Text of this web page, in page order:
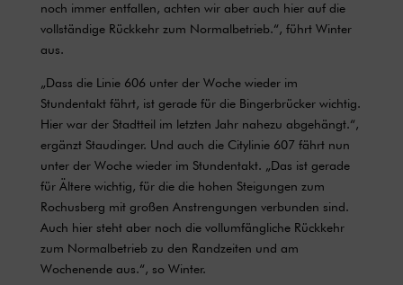
noch immer entfallen, achten wir aber auch hier auf die
vollständige Rückkehr zum Normalbetrieb.“, führt Winter
aus.
„Dass die Linie 606 unter der Woche wieder im
Stundentakt fährt, ist gerade für die Bingerbrücker wichtig.
Hier war der Stadtteil im letzten Jahr nahezu abgehängt.“,
ergänzt Staudinger. Und auch die Citylinie 607 fährt nun
unter der Woche wieder im Stundentakt. „Das ist gerade
für Ältere wichtig, für die die hohen Steigungen zum
Rochusberg mit großen Anstrengungen verbunden sind.
Auch hier steht aber noch die vollumfängliche Rückkehr
zum Normalbetrieb zu den Randzeiten und am
Wochenende aus.“, so Winter.